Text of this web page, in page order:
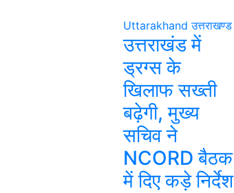
Uttarakhand उत्तराखण्ड
उत्तराखंड में
ड्रग्स के
खिलाफ सख्ती
बढ़ेगी, मुख्य
सचिव ने
NCORD बैठक
में दिए कड़े निर्देश